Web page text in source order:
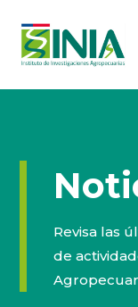
Revisa las
de